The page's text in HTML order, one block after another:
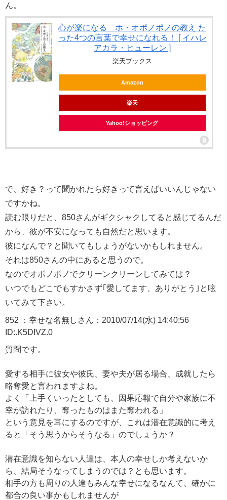
ん。
心が楽になる ホ・オポノポノの教え た
った4つの言葉で幸せになれる！ [ イハレ
アカラ・ヒューレン ]
楽天ブックス
Amazon
楽天
Yahoo!ショッピング
で、好き？って聞かれたら好きって言えばいいんじゃない
ですかね。
読む限りだと、850さんがギクシャクしてると感じてるんだ
から、彼が不安になっても自然だと思います。
彼になんで？と聞いてもしょうがないかもしれません。
それは850さんの中にあると思うので。
なのでオポノポノでクリーンクリーンしてみては？
いつでもどこでもすかさず｢愛してます、ありがとう｣と呟
いてみて下さい。
852 ：幸せな名無しさん：2010/07/14(水) 14:40:56
ID:.K5DIVZ.0
質問です。
愛する相手に彼女や彼氏、妻や夫が居る場合、成就したら
略奪愛と言われますよね。
よく「上手くいったとしても、因果応報で自分や家族に不
幸が訪れたり、奪ったものはまた奪われる」
という意見を耳にするのですが、これは潜在意識的に考え
ると「そう思うからそうなる」のでしょうか？
潜在意識を知らない人達は、本人の幸せしか考えないか
ら、結局そうなってしまうのでは？とも思います。
相手の方も周りの人達もみんな幸せになるなんて、確かに
都合の良い事かもしれませんが